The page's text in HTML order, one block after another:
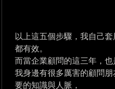
以上這五個步驟，我自己
都有效。
而當企業顧問的這三年，也
我身邊有很多厲害的顧問
要的知識與人脈，